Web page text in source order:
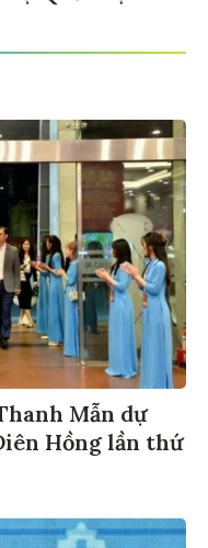
Mẫn dự
Hồng lần thứ